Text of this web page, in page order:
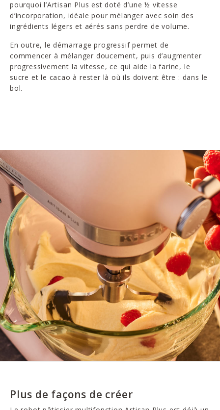
pourquoi l’Artisan Plus est doté d’une ½ vitesse
d’incorporation, idéale pour mélanger avec soin des
ingrédients légers et aérés sans perdre de volume.
En outre, le démarrage progressif permet de
commencer à mélanger doucement, puis d’augmenter
progressivement la vitesse, ce qui aide la farine, le
sucre et le cacao à rester là où ils doivent être : dans le
bol.
Plus de façons de créer